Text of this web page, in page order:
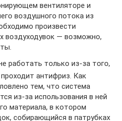
вентиляторе и
воздушного потока из
произвести
воздуходувок — возможно,
работать только из-за того,
антифриз. Как
тем, что система
из-за использования в ней
материала, в котором
собирающийся в патрубках